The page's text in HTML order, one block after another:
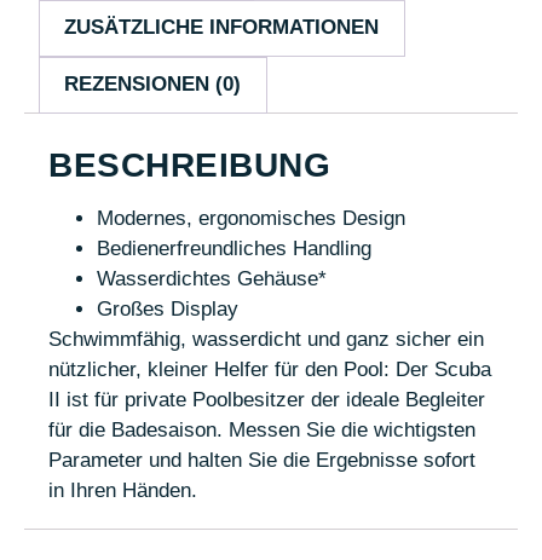
ZUSÄTZLICHE INFORMATIONEN
REZENSIONEN (0)
BESCHREIBUNG
Modernes, ergonomisches Design
Bedienerfreundliches Handling
Wasserdichtes Gehäuse*
Großes Display
Schwimmfähig, wasserdicht und ganz sicher ein
nützlicher, kleiner Helfer für den Pool: Der Scuba
II ist für private Poolbesitzer der ideale Begleiter
für die Badesaison. Messen Sie die wichtigsten
Parameter und halten Sie die Ergebnisse sofort
in Ihren Händen.